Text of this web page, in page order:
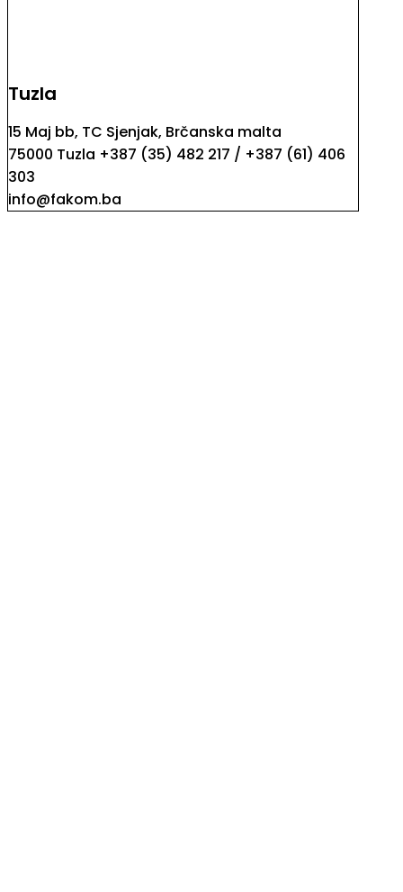
Tuzla
15 Maj bb, TC Sjenjak, Brčanska malta
75000 Tuzla +387 (35) 482 217 / +387 (61) 406
303
info@fakom.ba